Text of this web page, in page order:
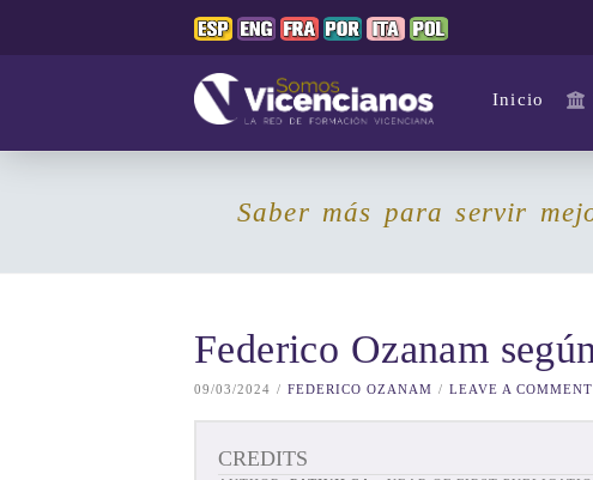
Inicio
Saber más para servir
Federico Ozanam
09/03/2024 FEDERICO OZANAM LEAVE A COMMENT
CREDITS